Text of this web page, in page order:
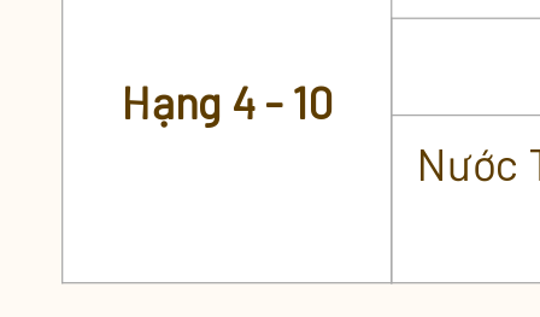
Hạng 4 - 10
Nước